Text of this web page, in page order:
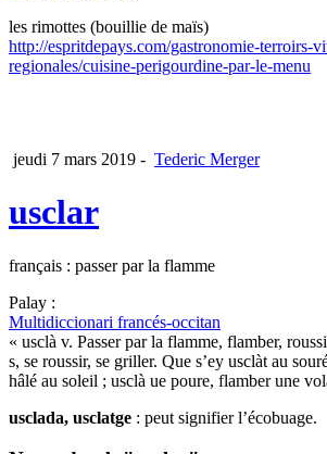
les rimottes (bouillie de maïs)
http://espritdepays.com/gastronomie-terroirs-
regionales/cuisine-perigourdine-par-le-menu
jeudi 7 mars 2019 - Tederic Merger
usclar
français : passer par la flamme
Palay :
Multidiccionari francés-occitan
« usclà v. Passer par la flamme, flamber,
s, se roussir, se griller. Que s’ey usclàt au
hâlé au soleil ; usclà ue poure, flamber une
usclada, usclatge : peut signifier l’écobuage.